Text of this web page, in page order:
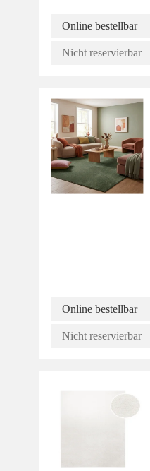
Online bestellbar
Nicht reservierbar
Online bestellbar
Nicht reservierbar